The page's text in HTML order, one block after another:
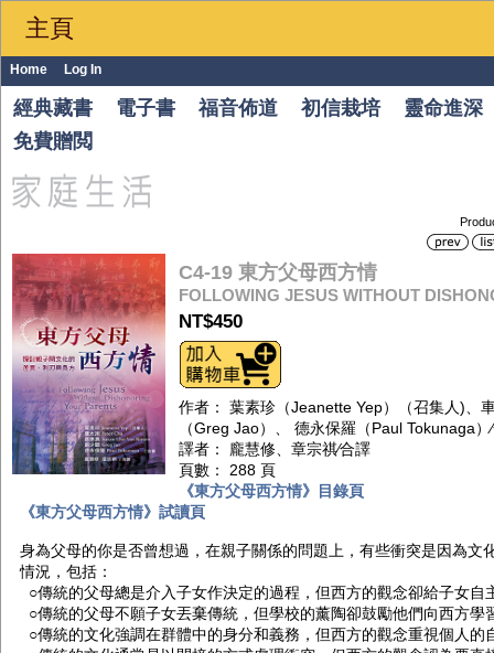
主頁
Home Log In
經典藏書 電子書 福音佈道 初信栽培
靈命進深
免費贈閲
C4-19 東方父母西方情
FOLLOWING JESUS WITHOUT
NT$450
作者： 葉素珍（Jeanette Yep）（召集人)、
（Greg Jao）、 德永保羅（Paul Tokunaga）
譯者： 龐慧修、章宗祺∕合譯
頁數： 288 頁
《東方父母西方情》目錄頁
《東方父母西方情》試讀頁
身為父母的你是否曾想過，在親子關係的問題上，有些衝突是因為
情況，包括：
○傳統的父母總是介入子女作決定的過程，但西方的觀念卻給子女自
○傳統的父母不願子女丟棄傳統，但學校的薰陶卻鼓勵他們向西方學
○傳統的文化強調在群體中的身分和義務，但西方的觀念重視個人的